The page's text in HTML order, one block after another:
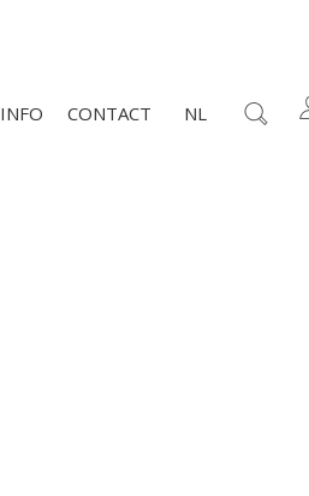
CONTACT
INFO NL